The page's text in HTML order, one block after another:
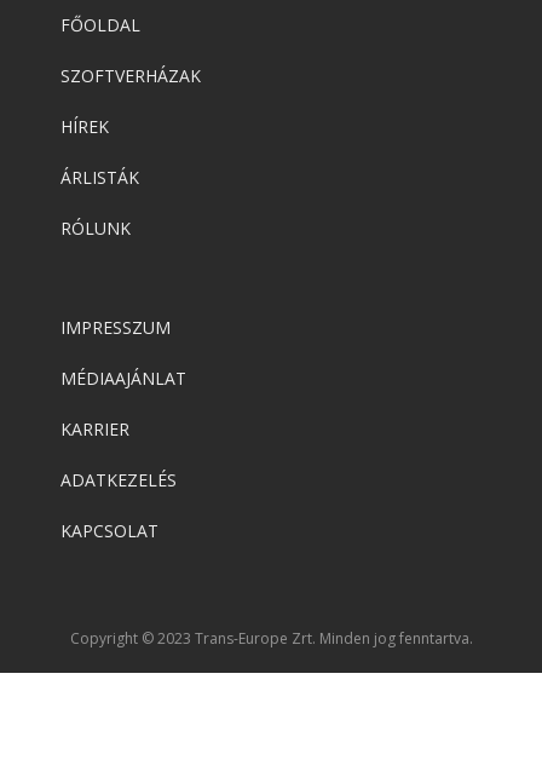
FŐOLDAL
SZOFTVERHÁZAK
HÍREK
ÁRLISTÁK
RÓLUNK
IMPRESSZUM
MÉDIAAJÁNLAT
KARRIER
ADATKEZELÉS
KAPCSOLAT
Copyright © 2023 Trans-Europe Zrt. Minden jog fenntartva.